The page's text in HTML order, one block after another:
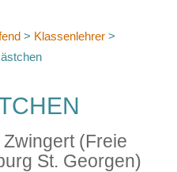
> Klassenlehrer >
(Freie
St. Georgen)